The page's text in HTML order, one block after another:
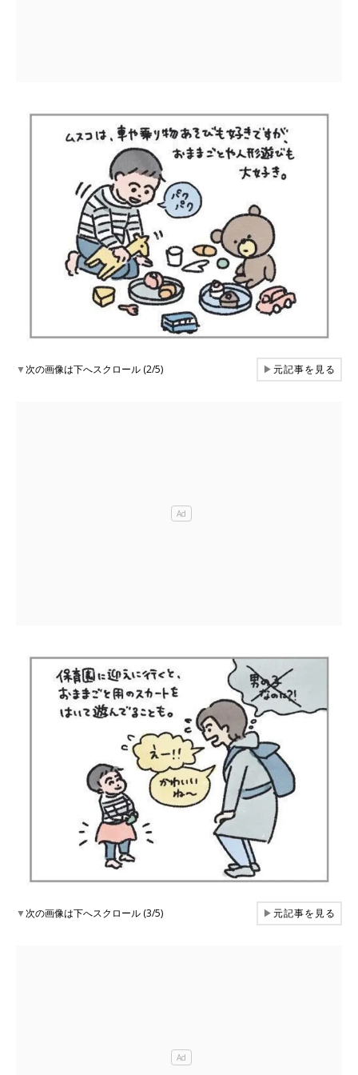
▼次の画像は下へスクロール (2/5) ▶元記事を見る
▼次の画像は下へスクロール (3/5) ▶元記事を見る